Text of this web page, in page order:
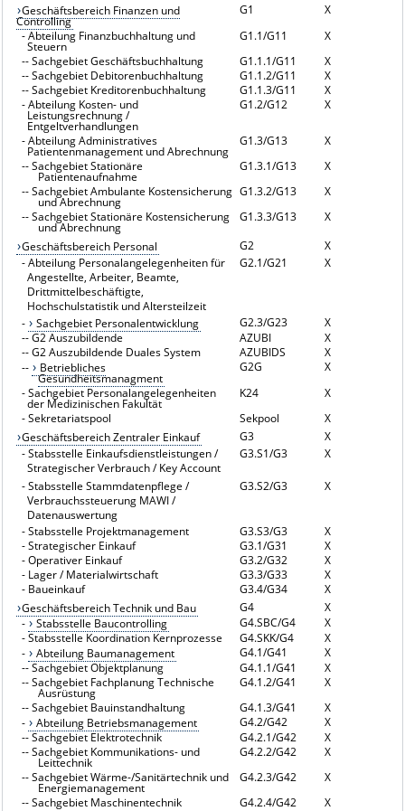
Geschäftsbereich Finanzen und
Controlling
G1
X
-Abteilung Finanzbuchhaltung und
Steuern
G1.1/G11
X
--Sachgebiet Geschäftsbuchhaltung G1.1.1/G11
X
--Sachgebiet Debitorenbuchhaltung G1.1.2/G11
X
--Sachgebiet Kreditorenbuchhaltung G1.1.3/G11
X
-Abteilung Kosten- und
Leistungsrechnung /
Entgeltverhandlungen
G1.2/G12 X
-Abteilung Administratives
Patientenmanagement und Abrechnung
G1.3/G13
X
--Sachgebiet Stationäre
Patientenaufnahme
G1.3.1/G13
X
--Sachgebiet Ambulante Kostensicherung
und Abrechnung
G1.3.2/G13
X
--Sachgebiet Stationäre Kostensicherung
und Abrechnung
G1.3.3/G13
X
Geschäftsbereich Personal
G2
X
-Abteilung Personalangelegenheiten für
Angestellte, Arbeiter, Beamte,
Drittmittelbeschäftigte,
Hochschulstatistik und Altersteilzeit
G2.1/G21 X
- Sachgebiet Personalentwicklung G2.3/G23
X
--G2 Auszubildende AZUBI
X
--G2 Auszubildende Duales System AZUBIDS
X
--
Betriebliches
Gesundheitsmanagment
G2G
X
-Sachgebiet Personalangelegenheiten
der Medizinischen Fakultät
K24
X
-Sekretariatspool Sekpool
X
Geschäftsbereich Zentraler Einkauf
G3
X
-Stabsstelle Einkaufsdienstleistungen /
Strategischer Verbrauch / Key Account
G3.S1/G3 X
-Stabsstelle Stammdatenpflege /
Verbrauchssteuerung MAWI /
Datenauswertung
G3.S2/G3 X
-Stabsstelle Projektmanagement G3.S3/G3
X
-Strategischer Einkauf G3.1/G31
X
-Operativer Einkauf G3.2/G32
X
- Lager / Materialwirtschaft G3.3/G33
X
- Baueinkauf G3.4/G34
X
Geschäftsbereich Technik und Bau
G4
X
-
Stabsstelle Baucontrolling G4.SBC/G4
X
-Stabsstelle Koordination Kernprozesse G4.SKK/G4
X
-
Abteilung Baumanagement G4.1/G41
X
--Sachgebiet Objektplanung G4.1.1/G41
X
--Sachgebiet Fachplanung Technische
Ausrüstung
G4.1.2/G41
X
--Sachgebiet Bauinstandhaltung G4.1.3/G41
X
-
Abteilung Betriebsmanagement G4.2/G42
X
--Sachgebiet Elektrotechnik G4.2.1/G42
X
--Sachgebiet Kommunikations- und
Leittechnik
G4.2.2/G42
X
--Sachgebiet Wärme-/Sanitärtechnik und
Energiemanagement
G4.2.3/G42
X
--Sachgebiet Maschinentechnik G4.2.4/G42
X